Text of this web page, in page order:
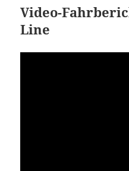
Video-
Line